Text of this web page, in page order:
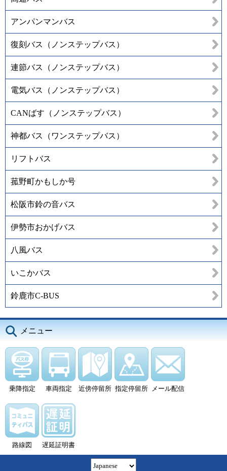
アンパンマンバス
復刻バス（ノンステップバス）
連節バス（ノンステップバス）
電気バス（ノンステップバス）
CANばす（ノンステップバス）
神都バス（ワンステップバス）
リフトバス
菰野町かもしか号
松阪市鈴の音バス
伊勢市おかげバス
八風バス
いこかバス
鈴鹿市C-BUS
メニュー
乗降指定 車両指定 近傍停留所 指定停留所 メール配信
路線図 遅延証明書